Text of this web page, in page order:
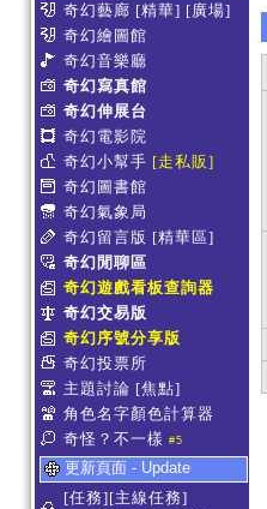
奇幻藝廊 [精華] [廣場]
奇幻繪圖館
奇幻音樂廳
奇幻寫真館
奇幻伸展台
奇幻電影院
奇幻小幫手 [走私販]
奇幻圖書館
奇幻氣象局
奇幻留言版 [精華區]
奇幻閒聊區
奇幻遊戲看板查詢器
奇幻交易版
奇幻序號分享版
奇幻投票所
主題討論 [焦點]
角色名字顏色計算器
奇怪？不一樣 #5
更新頁面 - Update
[任務][主線任務]